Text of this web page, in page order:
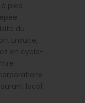
pied
du
Ensuite,
en cyclo-
local.